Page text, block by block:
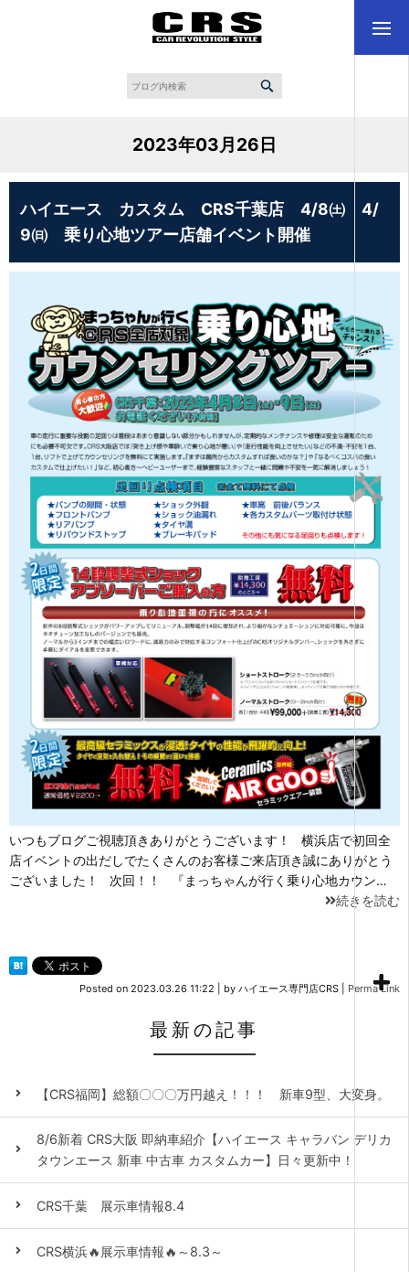
2023年03月26日
ハイエース カスタム CRS千葉店 4/8㈯ 4/
9㈰ 乗り心地ツアー店舗イベント開催
いつもブログご視聴頂きありがとうございます！ 横浜店で初回全
店イベントの出だしでたくさんのお客様ご来店頂き誠にありがとう
ございました！ 次回！！ 『まっちゃんが行く乗り心地カウン…
続きを読む
Posted on 2023.03.26 11:22 by ハイエース専門店CRS Perma Link
最新の記事
【CRS福岡】総額〇〇〇万円越え！！！ 新車9型、大変身。
8/6新着 CRS大阪 即納車紹介【ハイエース キャラバン デリカ
タウンエース 新車 中古車 カスタムカー】日々更新中！
CRS千葉 展示車情報8.4
CRS横浜🔥展示車情報🔥～8.3～